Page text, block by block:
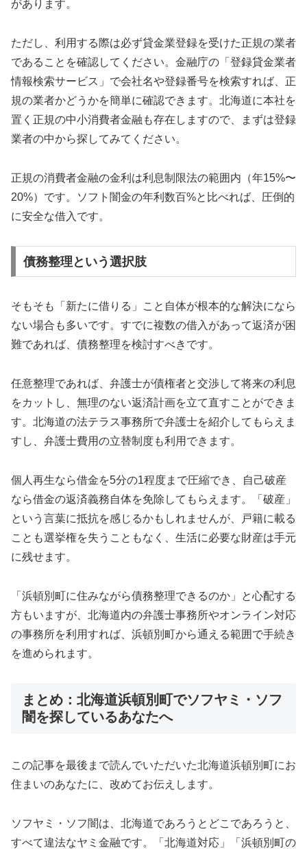
があります。
ただし、利用する際は必ず貸金業登録を受けた正規の業者
であることを確認してください。金融庁の「登録貸金業者
情報検索サービス」で会社名や登録番号を検索すれば、正
規の業者かどうかを簡単に確認できます。北海道に本社を
置く正規の中小消費者金融も存在しますので、まずは登録
業者の中から探してみてください。
正規の消費者金融の金利は利息制限法の範囲内（年15%〜
20%）です。ソフト闇金の年利数百%と比べれば、圧倒的
に安全な借入です。
債務整理という選択肢
そもそも「新たに借りる」こと自体が根本的な解決になら
ない場合も多いです。すでに複数の借入があって返済が困
難であれば、債務整理を検討すべきです。
任意整理であれば、弁護士が債権者と交渉して将来の利息
をカットし、無理のない返済計画を立て直すことができま
す。北海道の法テラス事務所で弁護士を紹介してもらえま
すし、弁護士費用の立替制度も利用できます。
個人再生なら借金を5分の1程度まで圧縮でき、自己破産
なら借金の返済義務自体を免除してもらえます。「破産」
という言葉に抵抗を感じるかもしれませんが、戸籍に載る
ことも選挙権を失うこともなく、生活に必要な財産は手元
に残せます。
「浜頓別町に住みながら債務整理できるのか」と心配する
方もいますが、北海道内の弁護士事務所やオンライン対応
の事務所を利用すれば、浜頓別町から通える範囲で手続き
を進められます。
まとめ：北海道浜頓別町でソフヤミ・ソフ
闇を探しているあなたへ
この記事を最後まで読んでいただいた北海道浜頓別町にお
住まいのあなたに、改めてお伝えします。
ソフヤミ・ソフ闇は、北海道であろうとどこであろうと、
すべて違法なヤミ金融です。「北海道対応」「浜頓別町の